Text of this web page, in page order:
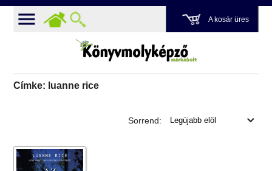
A kosár üres
Címke: luanne rice
Sorrend: